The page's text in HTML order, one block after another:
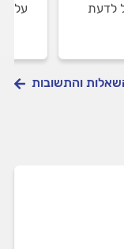
לדעת
על
והתשובות